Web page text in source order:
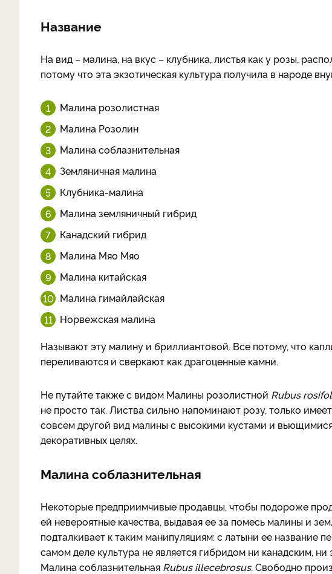
Название
На вид – малина, на вкус – клубника, листья как у розы,
потому что эта экзотическая культура получила в народе
Малина розолистная
Малина Розолин
Малина соблазнительная
Земляничная малина
Клубника-малина
Малина земляничный гибрид
Канадский гибрид
Малина Мяо Мяо
Малина китайская
Малина гимайлайская
Норвежская малина
Называют эту малину и бриллиантовой. Все потому, что
переливаются и сверкают как драгоценные камни.
Не путайте также с видом Малины розолистной Rubus
не просто так. Листва сильно напоминают розу, только
совсем другой вид малины с высокими кустами и
декоративных целях.
Малина соблазнительная
Некоторые предприимчивые продавцы, чтобы подороже
ей невероятные качества, выдавая ее за помесь малины и
подталкивает к таким манипуляциям: с латыни ее название
самом деле культура не является гибридом ни канадским,
Малина соблазнительная Rubus illecebrosus. Свободно